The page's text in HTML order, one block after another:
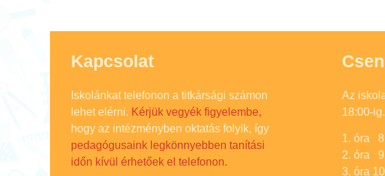
Kapcsolat
Iskolánkat telefonon a titkársági számon
lehet elérni. Kérjük vegyék figyelembe,
hogy az intézményben oktatás folyik, így
pedagógusaink legkönnyebben tanítási
időn kívül érhetőek el telefonon.
Az
18:00-ig.
1. óra
2. óra
3. óra